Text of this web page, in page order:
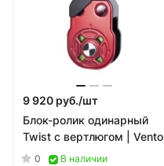
9 920 руб./шт
Блок-ролик одинарный
Twist с вертлюгом | Vento
0
В наличии